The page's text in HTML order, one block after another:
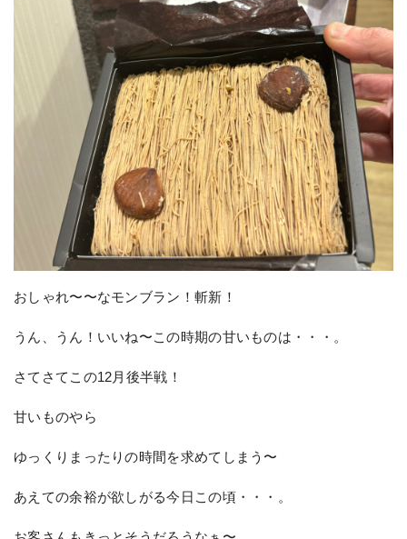
おしゃれ〜〜なモンブラン！斬新！
うん、うん！いいね〜この時期の甘いものは・・・。
さてさてこの12月後半戦！
甘いものやら
ゆっくりまったりの時間を求めてしまう〜
あえての余裕が欲しがる今日この頃・・・。